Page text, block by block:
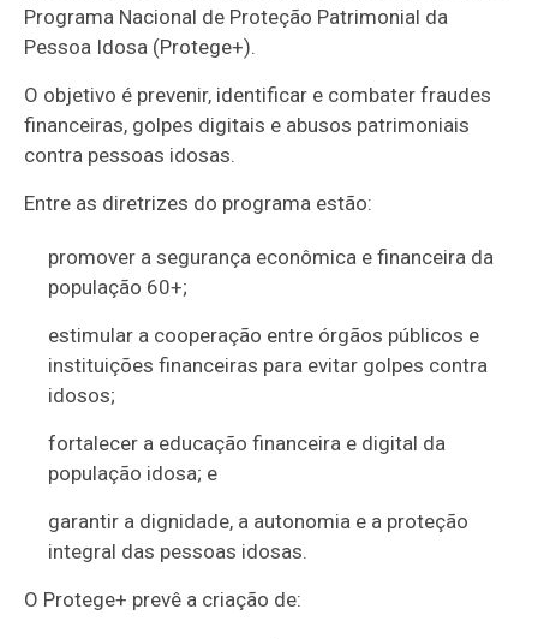
Programa Nacional de Proteção Patrimonial da
Pessoa Idosa (Protege+).
O objetivo é prevenir, identificar e combater fraudes
financeiras, golpes digitais e abusos patrimoniais
contra pessoas idosas.
Entre as diretrizes do programa estão:
promover a segurança econômica e financeira da
população 60+;
estimular a cooperação entre órgãos públicos e
instituições financeiras para evitar golpes contra
idosos;
fortalecer a educação financeira e digital da
população idosa; e
garantir a dignidade, a autonomia e a proteção
integral das pessoas idosas.
O Protege+ prevê a criação de: